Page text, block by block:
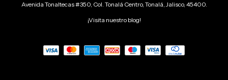
Avenida Tonaltecas #350, Col. Tonalá Centro, Tonalá, Jalisco, 45400.
¡Visita nuestro blog!